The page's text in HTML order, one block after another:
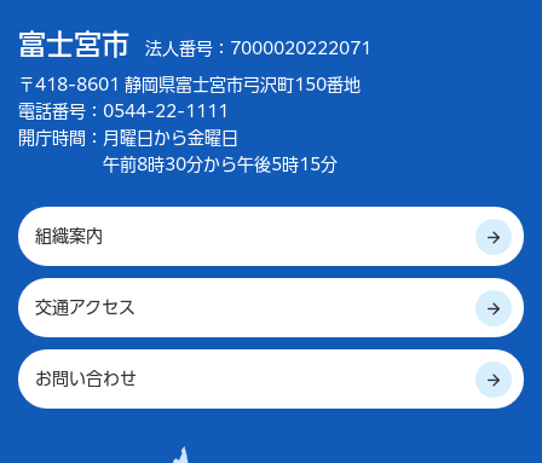
富士宮市 法人番号：7000020222071
〒418-8601 静岡県富士宮市弓沢町150番地
電話番号：0544-22-1111
開庁時間： 月曜日から金曜日
午前8時30分から午後5時15分
組織案内
交通アクセス
お問い合わせ